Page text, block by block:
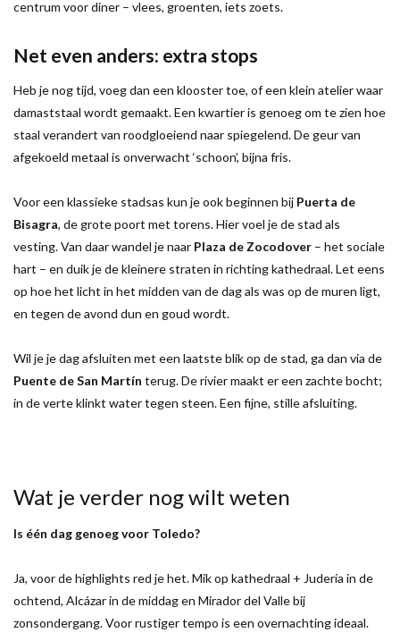
centrum voor diner – vlees, groenten, iets zoets.
Net even anders: extra stops
Heb je nog tijd, voeg dan een klooster toe, of een klein atelier waar
damaststaal wordt gemaakt. Een kwartier is genoeg om te zien hoe
staal verandert van roodgloeiend naar spiegelend. De geur van
afgekoeld metaal is onverwacht ‘schoon’, bijna fris.
Voor een klassieke stadsas kun je ook beginnen bij Puerta de
Bisagra, de grote poort met torens. Hier voel je de stad als
vesting. Van daar wandel je naar Plaza de Zocodover – het sociale
hart – en duik je de kleinere straten in richting kathedraal. Let eens
op hoe het licht in het midden van de dag als was op de muren ligt,
en tegen de avond dun en goud wordt.
Wil je je dag afsluiten met een laatste blik op de stad, ga dan via de
Puente de San Martín terug. De rivier maakt er een zachte bocht;
in de verte klinkt water tegen steen. Een fijne, stille afsluiting.
Wat je verder nog wilt weten
Is één dag genoeg voor Toledo?
Ja, voor de highlights red je het. Mik op kathedraal + Judería in de
ochtend, Alcázar in de middag en Mirador del Valle bij
zonsondergang. Voor rustiger tempo is een overnachting ideaal.